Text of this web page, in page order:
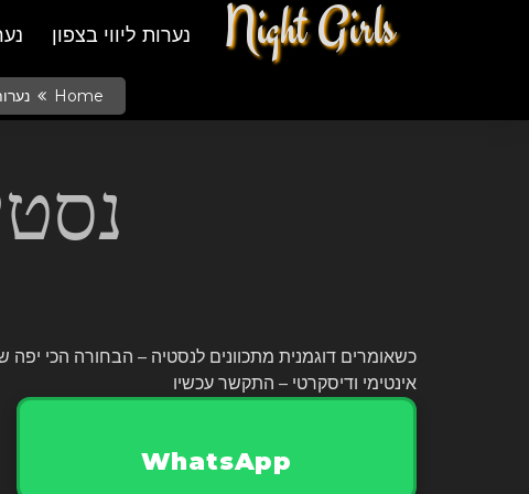
Night Girls נערות ליווי בצפון
Home
כשאומרים דוגמנית מתכוונים לנסטיה – הבחורה הכי יפה
אינטימי ודיסקרטי – התקשר עכשיו
WhatsApp